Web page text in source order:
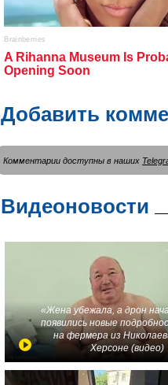
Добавить
Комментарии доступны в наших
Видеоновости
«Жена убежала, а дрон
появились новые
на фермера из
Херсоне (видео)